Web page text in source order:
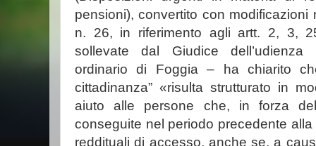
pensioni), convertito con
n. 26, in riferimento agli artt. 2, 3,
sollevate dal Giudice dell’udienza
ordinario di Foggia – ha chiarito
cittadinanza” «risulta strutturato in
aiuto alle persone che, in forza
conseguite nel periodo precedente
reddituali di accesso, anche se, a